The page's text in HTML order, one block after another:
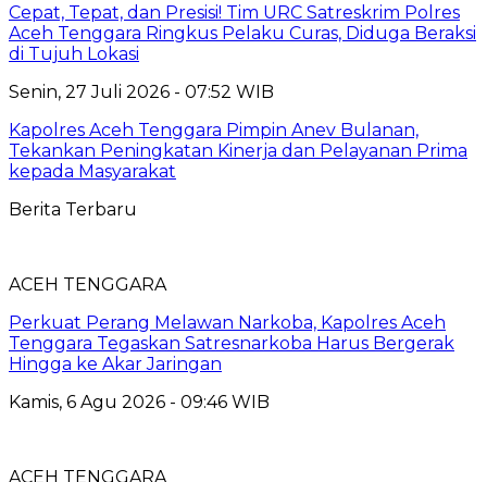
Cepat, Tepat, dan Presisi! Tim URC Satreskrim Polres
Aceh Tenggara Ringkus Pelaku Curas, Diduga Beraksi
di Tujuh Lokasi
Senin, 27 Juli 2026 - 07:52 WIB
Kapolres Aceh Tenggara Pimpin Anev Bulanan,
Tekankan Peningkatan Kinerja dan Pelayanan Prima
kepada Masyarakat
Berita Terbaru
ACEH TENGGARA
Perkuat Perang Melawan Narkoba, Kapolres Aceh
Tenggara Tegaskan Satresnarkoba Harus Bergerak
Hingga ke Akar Jaringan
Kamis, 6 Agu 2026 - 09:46 WIB
ACEH TENGGARA